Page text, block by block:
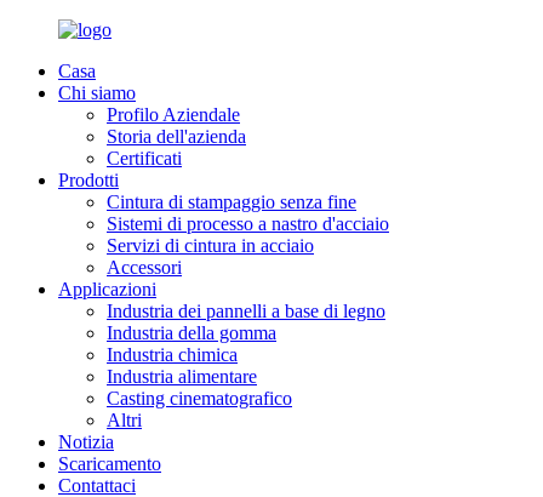
Casa
Chi siamo
Profilo Aziendale
Storia dell'azienda
Certificati
Prodotti
Cintura di stampaggio senza fine
Sistemi di processo a nastro d'acciaio
Servizi di cintura in acciaio
Accessori
Applicazioni
Industria dei pannelli a base di legno
Industria della gomma
Industria chimica
Industria alimentare
Casting cinematografico
Altri
Notizia
Scaricamento
Contattaci